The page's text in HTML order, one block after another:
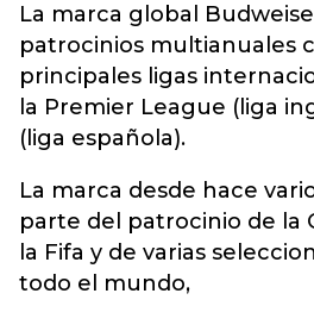
La marca global
patrocinios multianuales
principales ligas
la Premier League (liga
(liga española).
La marca desde hace
parte del patrocinio de la
la Fifa y de varias
todo el mundo,